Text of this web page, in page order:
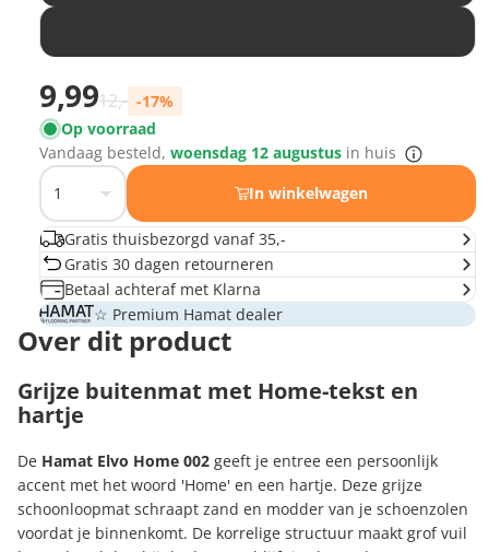
Prijs met korting
9,99 -17%
Normale prijs
12,-
Op voorraad
Vandaag besteld, woensdag 12 augustus in huis
In winkelwagen
Gratis thuisbezorgd vanaf 35,-
Gratis 30 dagen retourneren
Betaal achteraf met Klarna
☆ Premium Hamat dealer
Over dit product
Grijze buitenmat met Home-tekst en
hartje
De Hamat Elvo Home 002 geeft je entree een persoonlijk
accent met het woord 'Home' en een hartje. Deze grijze
schoonloopmat schraapt zand en modder van je schoenzolen
voordat je binnenkomt. De korrelige structuur maakt grof vuil